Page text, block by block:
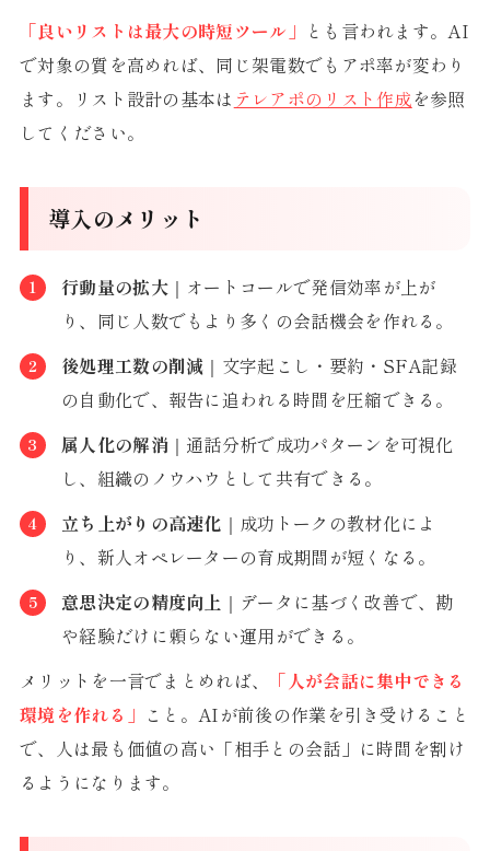
「良いリストは最大の時短ツール」 とも言われます。AI
で対象の質を高めれば、同じ架電数でもアポ率が変わり
ます。リスト設計の基本は テレアポのリスト作成を参照
してください。
導入のメリット
行動量の拡大｜オートコールで発信効率が上が
り、同じ人数でもより多くの会話機会を作れる。
後処理工数の削減 ｜文字起こし・要約・SFA記録
の自動化で、報告に追われる時間を圧縮できる。
属人化の解消｜通話分析で成功パターンを可視化
し、組織のノウハウとして共有できる。
立ち上がりの高速化 ｜成功トークの教材化によ
り、新人オペレーターの育成期間が短くなる。
意思決定の精度向上 ｜データに基づく改善で、勘
や経験だけに頼らない運用ができる。
メリットを一言でまとめれば、
「人が会話に集中できる
環境を作れる」 こと。AIが前後の作業を引き受けること
で、人は最も価値の高い「相手との会話」に時間を割け
るようになります。